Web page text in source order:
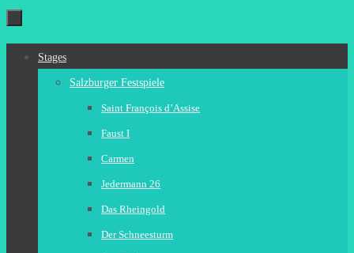
Zum
Stages
Salzburger Festspiele
Saint François d’Assise
Faust I
Carmen
Jedermann 26
Das Rheingold
Der Schneesturm